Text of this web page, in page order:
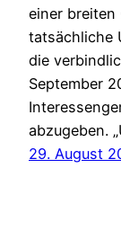
einer
tatsächliche
die
September
abzugeben.
29. August